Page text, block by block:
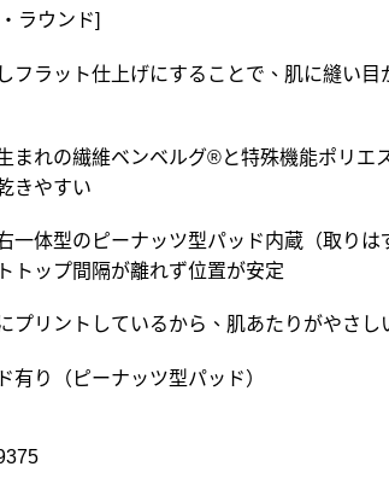
ラウンド]
フラット仕上げにすることで、肌に縫い
まれの繊維ベンベルグ®と特殊機能ポリ
きやすい
一体型のピーナッツ型パッド内蔵（取り
トップ間隔が離れず位置が安定
プリントしているから、肌あたりがやさし
有り（ピーナッツ型パッド）